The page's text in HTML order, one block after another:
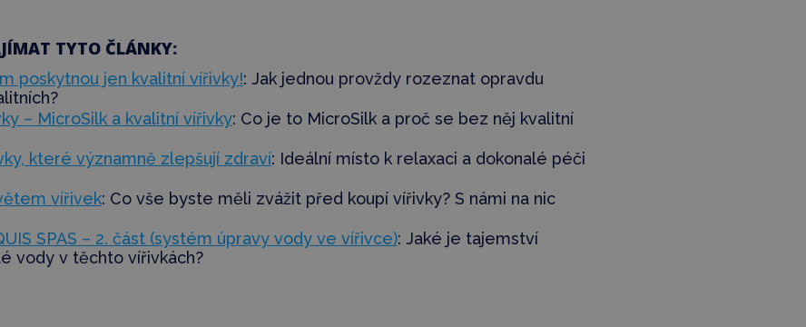
TYTO ČLÁNKY:
poskytnou jen kvalitní vířivky!: Jak jednou provždy rozeznat opravdu
– MicroSilk a kvalitní vířivky: Co je to MicroSilk a proč se bez něj kvalitní
které významně zlepšují zdraví: Ideální místo k relaxaci a dokonalé péči
vířivek: Co vše byste měli zvážit před koupí vířivky? S námi na nic
SPAS – 2. část (systém úpravy vody ve vířivce): Jaké je tajemství
vody v těchto vířivkách?